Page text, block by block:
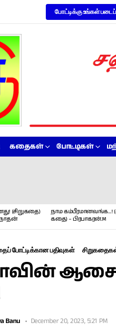
போட்டிக்கு உங்கள்
கதைகள் போட்டிகள்
(சிறுகதை)
நாம கம்பீரமானவங்க…!
கதை) – பிரபாகரன்.M
போட்டிக்கான பதிவுகள்
ஆசை
Banu December 20, 2023, 5:21 PM